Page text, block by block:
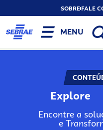
SOBREFALE
MENU
Explore
Encontre a
e